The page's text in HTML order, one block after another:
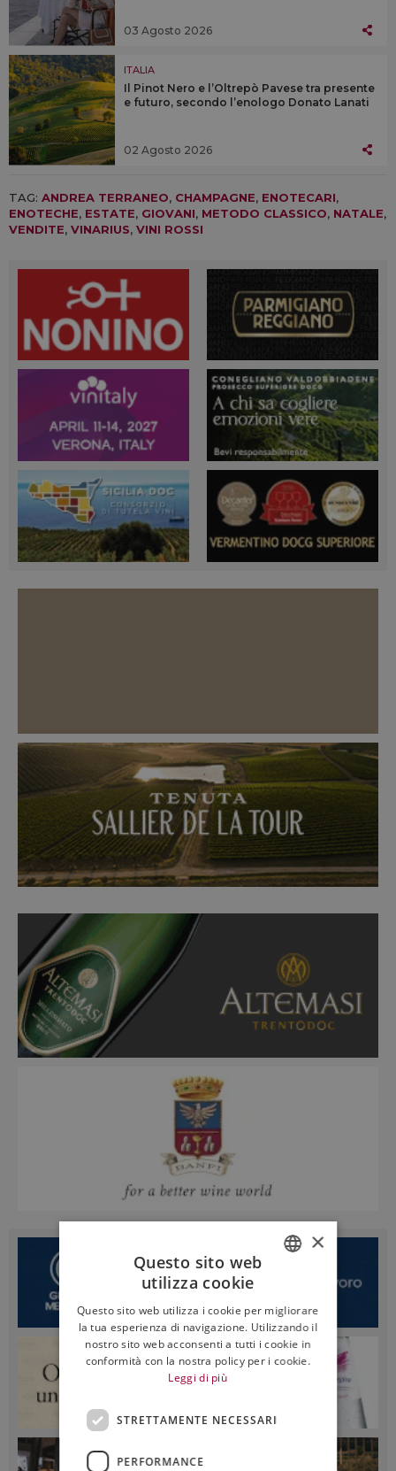
03 Agosto 2026
ITALIA
Il Pinot Nero e l’Oltrepò Pavese tra presente
e futuro, secondo l’enologo Donato Lanati
02 Agosto 2026
TAG: ANDREA TERRANEO, CHAMPAGNE, ENOTECARI,
ENOTECHE, ESTATE, GIOVANI, METODO CLASSICO, NATALE,
VENDITE, VINARIUS, VINI ROSSI
ENGLISH
×
Questo sito web
utilizza cookie
Questo sito web utilizza i cookie per migliorare
la tua esperienza di navigazione. Utilizzando il
nostro sito web acconsenti a tutti i cookie in
conformità con la nostra policy per i cookie.
Leggi di più
STRETTAMENTE NECESSARI
PERFORMANCE